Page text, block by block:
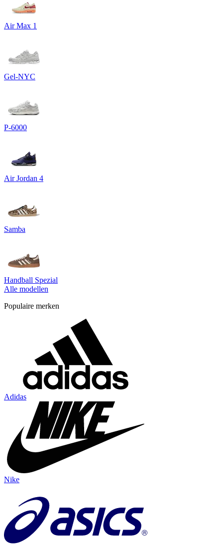
Air Max 1
Gel-NYC
P-6000
Air Jordan 4
Samba
Handball Spezial
Alle modellen
Populaire merken
Adidas
Nike